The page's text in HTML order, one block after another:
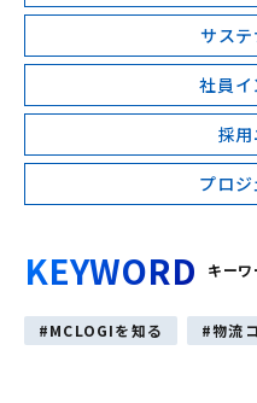
サステ
社員イ
採用
プロ
KEYWORD キー
MCLOGIを知る 物流